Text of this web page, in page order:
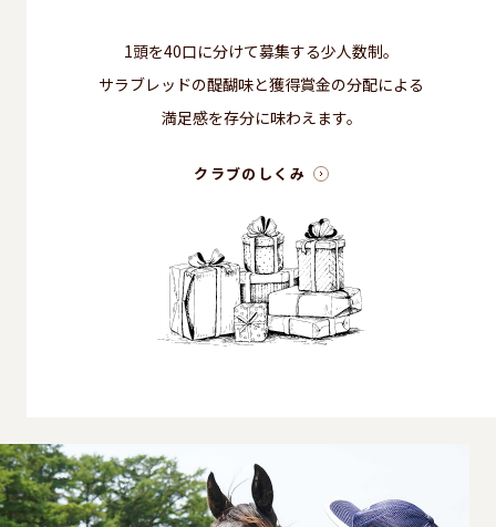
1頭を40口に分けて募集する少人数制。
サラブレッドの醍醐味と獲得賞金の分配による
満足感を存分に味わえます。
クラブのしくみ